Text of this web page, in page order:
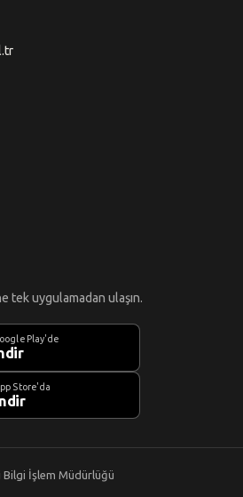
tek uygulamadan ulaşın.
Play'de
Store'da
Bilgi İşlem Müdürlüğü